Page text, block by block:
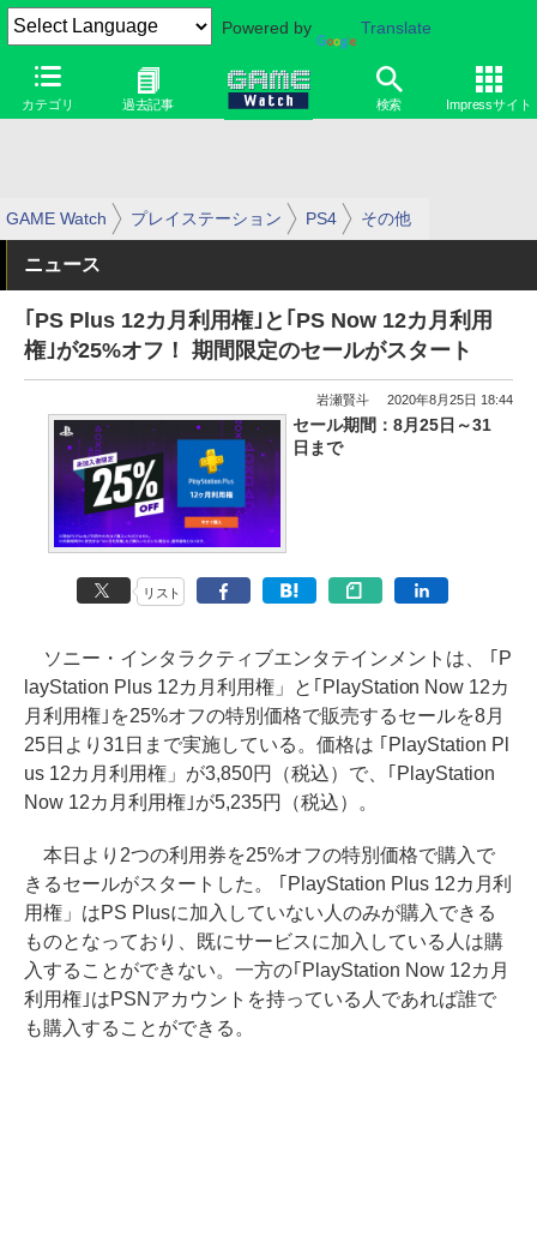
Powered by Translate
カテゴリ 過去記事 検索 Impressサイト
GAME Watch プレイステーション PS4 その他
ニュース
｢PS Plus 12カ月利用権｣と｢PS Now 12カ月利用
権｣が25%オフ！ 期間限定のセールがスタート
岩瀬賢斗 2020年8月25日 18:44
セール期間：8月25日～31
日まで
リスト
ソニー・インタラクティブエンタテインメントは、 ｢P
layStation Plus 12カ月利用権」と｢PlayStation Now 12カ
月利用権｣を25%オフの特別価格で販売するセールを8月
25日より31日まで実施している。価格は ｢PlayStation Pl
us 12カ月利用権」が3,850円（税込）で、｢PlayStation
Now 12カ月利用権｣が5,235円（税込）。
本日より2つの利用券を25%オフの特別価格で購入で
きるセールがスタートした。 ｢PlayStation Plus 12カ月利
用権」はPS Plusに加入していない人のみが購入できる
ものとなっており、既にサービスに加入している人は購
入することができない。一方の｢PlayStation Now 12カ月
利用権｣はPSNアカウントを持っている人であれば誰で
も購入することができる。